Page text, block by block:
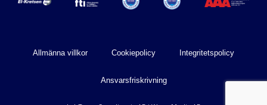
Allmänna villkor Cookiepolicy Integritetspolicy
Ansvarsfriskrivning